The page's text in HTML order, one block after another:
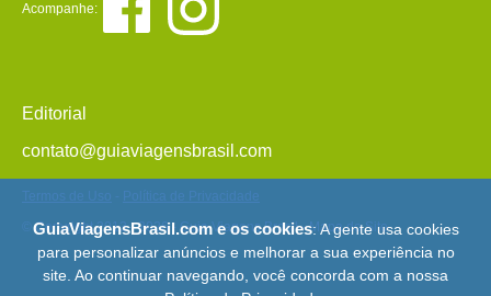
Acompanhe:
Editorial
contato@guiaviagensbrasil.com
Termos de Uso
Política de Privacidade
© Copyright 2013 - 2026 - Guia Viagens Brasil -Mapa do Site
GuiaViagensBrasil.com e os cookies: A gente usa cookies
para personalizar anúncios e melhorar a sua experiência no
site. Ao continuar navegando, você concorda com a nossa